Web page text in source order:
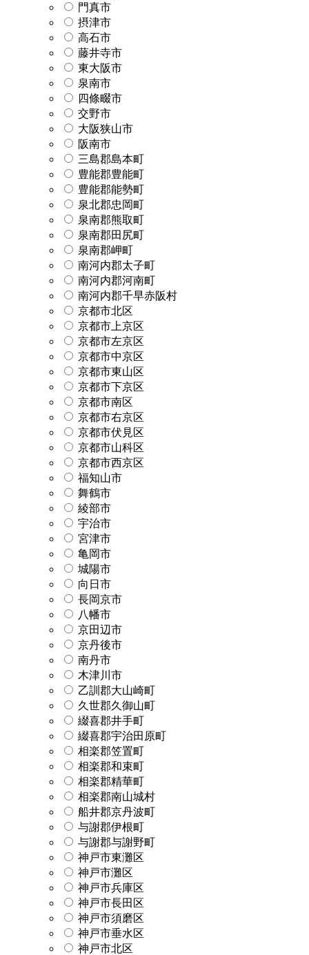
門真市
摂津市
高石市
藤井寺市
東大阪市
泉南市
四條畷市
交野市
大阪狭山市
阪南市
三島郡島本町
豊能郡豊能町
豊能郡能勢町
泉北郡忠岡町
泉南郡熊取町
泉南郡田尻町
泉南郡岬町
南河内郡太子町
南河内郡河南町
南河内郡千早赤阪村
京都市北区
京都市上京区
京都市左京区
京都市中京区
京都市東山区
京都市下京区
京都市南区
京都市右京区
京都市伏見区
京都市山科区
京都市西京区
福知山市
舞鶴市
綾部市
宇治市
宮津市
亀岡市
城陽市
向日市
長岡京市
八幡市
京田辺市
京丹後市
南丹市
木津川市
乙訓郡大山崎町
久世郡久御山町
綴喜郡井手町
綴喜郡宇治田原町
相楽郡笠置町
相楽郡和束町
相楽郡精華町
相楽郡南山城村
船井郡京丹波町
与謝郡伊根町
与謝郡与謝野町
神戸市東灘区
神戸市灘区
神戸市兵庫区
神戸市長田区
神戸市須磨区
神戸市垂水区
神戸市北区